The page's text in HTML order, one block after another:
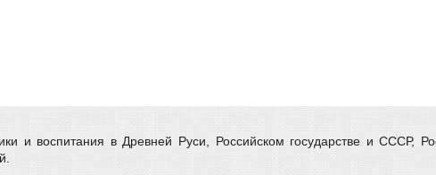
и воспитания в Древней Руси, Российском государстве и СССР,